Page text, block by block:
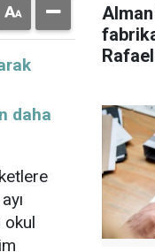
daha
okul